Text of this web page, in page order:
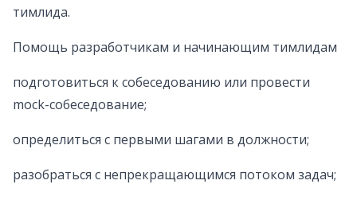
тимлида.
Помощь разработчикам и начинающим тимлидам
подготовиться к собеседованию или провести
mock-собеседование;
определиться с первыми шагами в должности;
разобраться с непрекращающимся потоком задач;